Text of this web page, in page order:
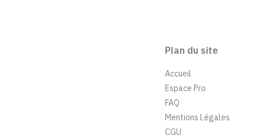
Plan du site
Accueil
Espace Pro
FAQ
Mentions Légales
CGU